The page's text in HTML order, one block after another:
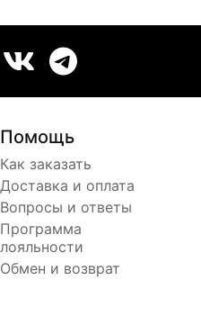
Помощь
Как заказать
Доставка и оплата
Вопросы и ответы
Программа
лояльности
Обмен и возврат